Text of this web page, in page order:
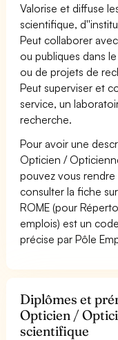
Valorise et diffuse
scientifique,
Peut collaborer
ou publiques dans
ou de projets de
Peut superviser et
service, un
recherche.
Pour avoir une
Opticien /
pouvez vous rendre
consulter la fiche
ROME (pour
emplois) est un
précise par Pôle
Diplômes et
Opticien /
scientifique